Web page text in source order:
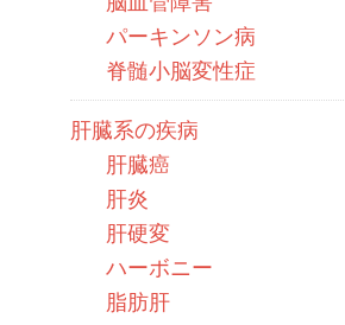
パーキンソン病
脊髄小脳変性症
肝臓系の疾病
肝臓癌
肝炎
肝硬変
ハーボニー
脂肪肝